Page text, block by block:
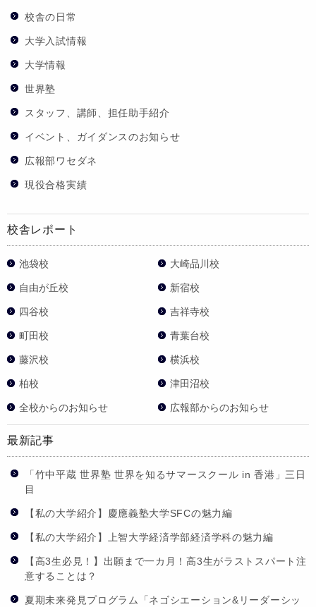
校舎の日常
大学入試情報
大学情報
世界塾
スタッフ、講師、担任助手紹介
イベント、ガイダンスのお知らせ
広報部ワセダネ
現役合格実績
校舎レポート
池袋校 大崎品川校
自由が丘校 新宿校
四谷校 吉祥寺校
町田校 青葉台校
藤沢校 横浜校
柏校 津田沼校
全校からのお知らせ 広報部からのお知らせ
最新記事
「竹中平蔵 世界塾 世界を知るサマースクール in 香港」三日
目
【私の大学紹介】慶應義塾大学SFCの魅力編
【私の大学紹介】上智大学経済学部経済学科の魅力編
【高3生必見！】出願まで一カ月！高3生がラストスパート注
意することは？
夏期未来発見プログラム「ネゴシエーション&リーダーシッ